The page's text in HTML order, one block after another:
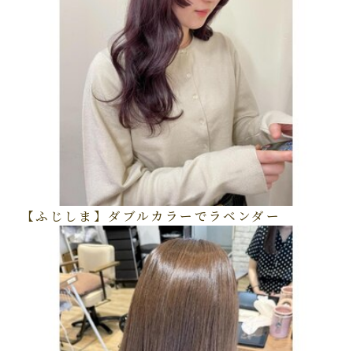
【ふじしま】ダブルカラーでラベンダー